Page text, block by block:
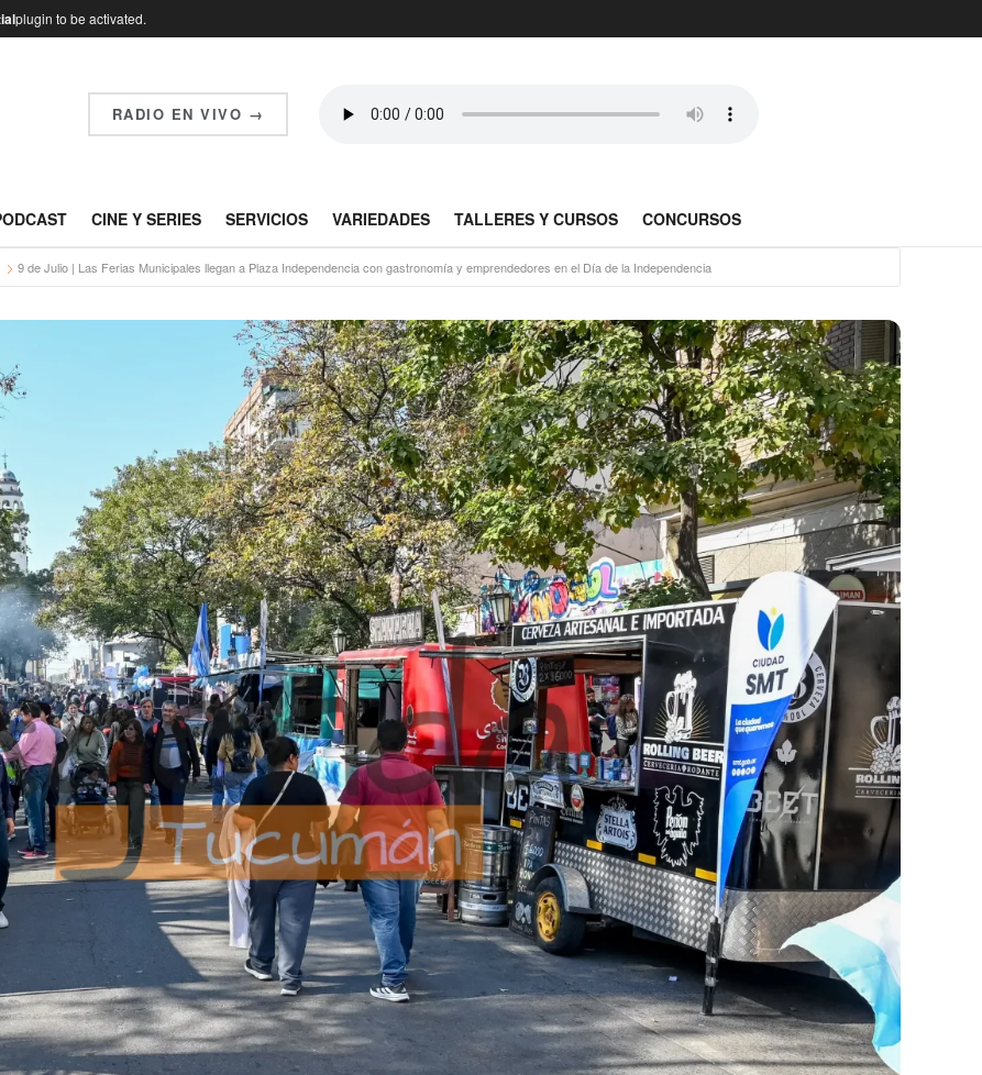
plugin to be activated.
RADIO EN VIVO →
CINE Y SERIES SERVICIOS VARIEDADES TALLERES Y CURSOS CONCURSOS
9 de Julio | Las Ferias Municipales llegan a Plaza Independencia con gastronomía y emprendedores en el Día de la Independencia